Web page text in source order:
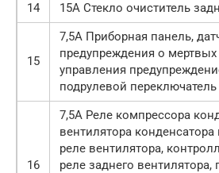
14
15А Стекло очиститель
15
7,5А Приборная панель,
предупреждения о мертвых
управления
подрулевой переключатель
16
7,5А Реле компрессора
вентилятора
реле вентилятора,
реле заднего вентилятора,